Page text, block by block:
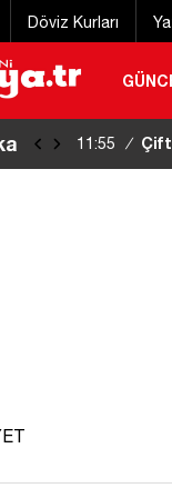
Döviz Kurları
11:48 /